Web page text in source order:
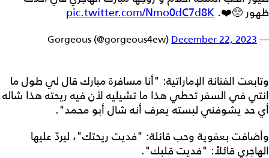
ظهور 🥺❤️. pic.twitter.com/Nmo0dC7d8K
— Gorgeous (@gorgeous4ew)
December 22, 2023
وتابعت الفنانة الإماراتية: "أنا مسافرة مبارك قال لي طول ما
انتي في السفر تحطي هذا ما تشيليه لأن فيه ريحته هذا شاله
أي حد يشوفني لبسته يعرف أنه شال أبو محمد".
وأضافت بعفوية وحب قائلة: "فديت ريحتك"، ليردّ عليها
الهاجري قائلاً: "فديت قلبك".